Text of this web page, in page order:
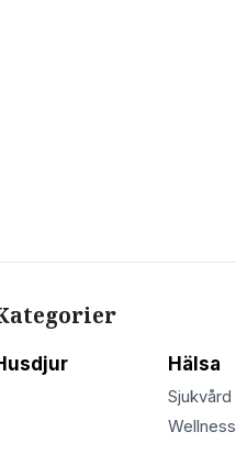
Hälsa
Sjukvård
Wellness